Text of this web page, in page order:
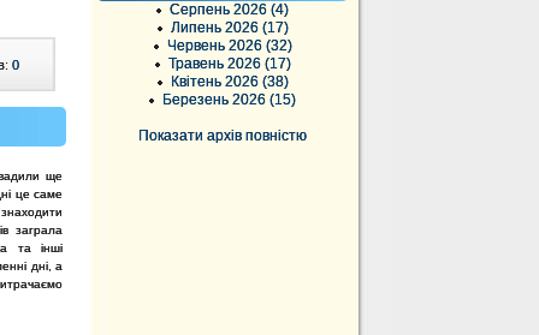
Серпень 2026 (4)
Липень 2026 (17)
Червень 2026 (32)
Травень 2026 (17)
Квітень 2026 (38)
Березень 2026 (15)
Показати архів повністю
0
ще
це саме
заграла
та інші
дні, а